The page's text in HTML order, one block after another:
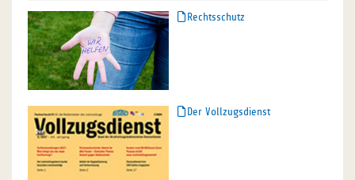
Rechtsschutz
Der Vollzugsdienst